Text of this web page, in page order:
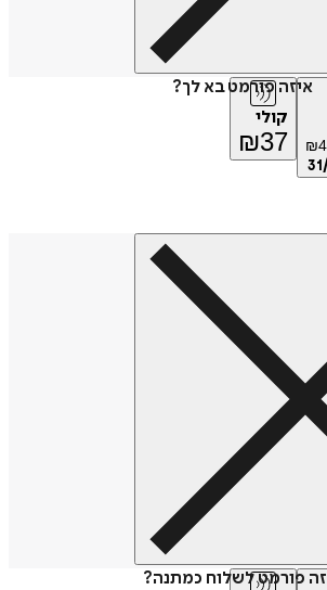
איזה פורמט בא לך?
₪
קולי
₪37
פורמט לשלוח כמתנה?